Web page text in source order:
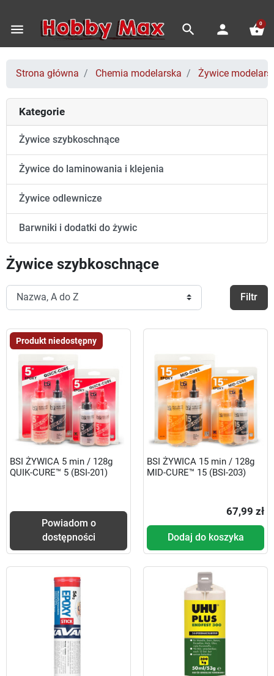
menu search person shopping_basket
0
Strona główna Chemia modelarska Żywice
Kategorie
Żywice szybkoschnące
Żywice do laminowania i klejenia
Żywice odlewnicze
Barwniki i dodatki do żywic
Żywice szybkoschnące
Filtr
Produkt niedostępny
BSI ŻYWICA 5 min / 128g
QUIK-CURE™ 5 (BSI-201)
Powiadom o
dostępności
BSI ŻYWICA 15 min / 128g
MID-CURE™ 15 (BSI-203)
67,99 zł
Dodaj do koszyka